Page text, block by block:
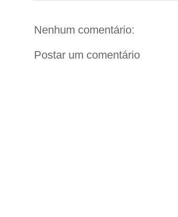
Nenhum comentário:
Postar um comentário